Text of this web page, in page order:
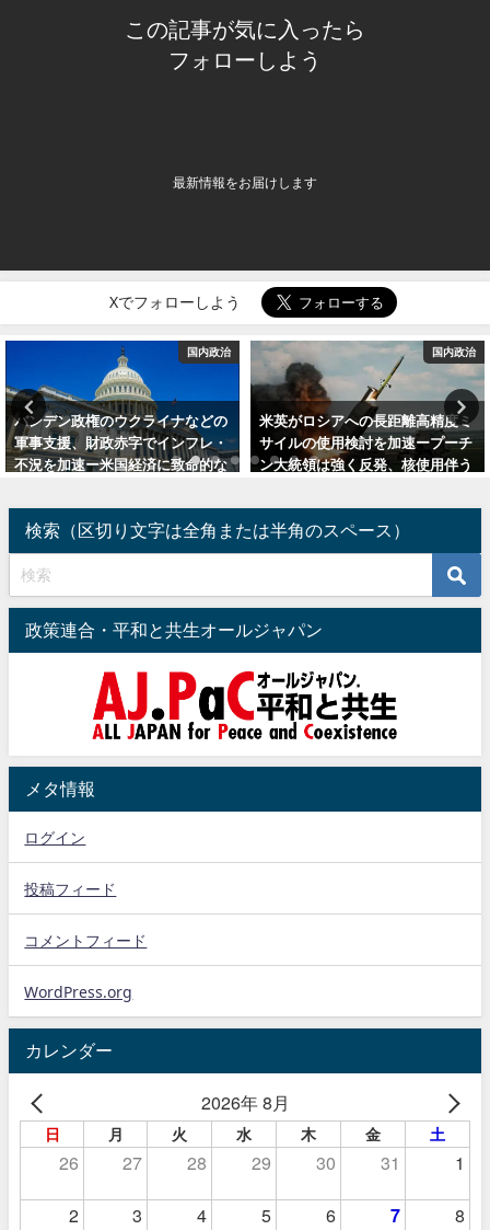
この記事が気に入ったら
フォローしよう
最新情報をお届けします
Xでフォローしよう
国内政治
米英がロシアへの長距離高精度ミ
サイルの使用検討を加速ープーチ
ン大統領は強く反発、核使用伴う
国内政治
米中間選挙、上院は民主党が制し
下院は共和党が「王手」をかけ民
主党は「詰み」ー郵便投票による
検索（区切り文字は全角または半角のスペース）
政策連合・平和と共生オールジャパン
メタ情報
ログイン
投稿フィード
コメントフィード
WordPress.org
カレンダー
2026年 8月
日 月 火 水 木 金 土
26 27 28 29 30 31 1
2 3 4 5 6 7 8